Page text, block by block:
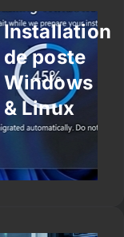
Installation
de poste
Windows
& Linux